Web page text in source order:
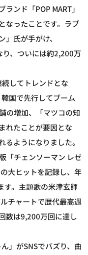
ンド「POP MART」
なったことです。ラブ
氏が手がけ、
、ついには約2,200万
してトレンドとな
国で先行してブーム
の増加、「マツコの知
れたことが要因とな
るようになりました。
「チェンソーマン レゼ
大ヒットを記録し、年
す。主題歌の米津玄師
チャートで歴代最高週
数は9,200万回に達し
」がSNSでバズり、曲